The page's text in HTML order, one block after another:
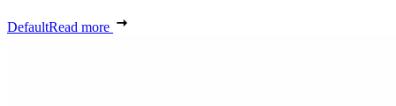
DefaultRead more